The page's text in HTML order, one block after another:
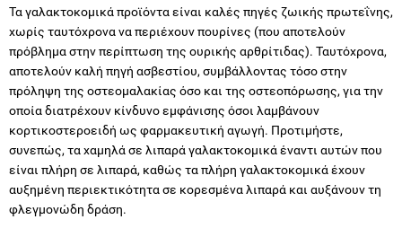
Τα γαλακτοκομικά προϊόντα είναι καλές πηγές ζωικής πρωτεΐνης,
χωρίς ταυτόχρονα να περιέχουν πουρίνες (που αποτελούν
πρόβλημα στην περίπτωση της ουρικής αρθρίτιδας). Ταυτόχρονα,
αποτελούν καλή πηγή ασβεστίου, συμβάλλοντας τόσο στην
πρόληψη της οστεομαλακίας όσο και της οστεοπόρωσης, για την
οποία διατρέχουν κίνδυνο εμφάνισης όσοι λαμβάνουν
κορτικοστεροειδή ως φαρμακευτική αγωγή. Προτιμήστε,
συνεπώς, τα χαμηλά σε λιπαρά γαλακτοκομικά έναντι αυτών που
είναι πλήρη σε λιπαρά, καθώς τα πλήρη γαλακτοκομικά έχουν
αυξημένη περιεκτικότητα σε κορεσμένα λιπαρά και αυξάνουν τη
φλεγμονώδη δράση.